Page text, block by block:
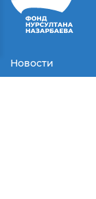
Новости